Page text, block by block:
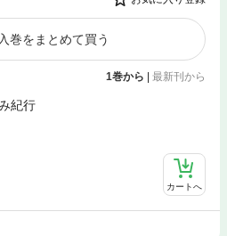
巻をまとめて買う
1巻から | 最新刊から
紀行
カートへ